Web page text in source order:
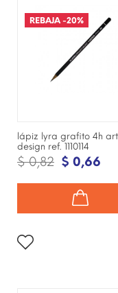
REBAJA -20%
lápiz lyra grafito 4h art
design ref. 1110114
$ 0,82 $ 0,66